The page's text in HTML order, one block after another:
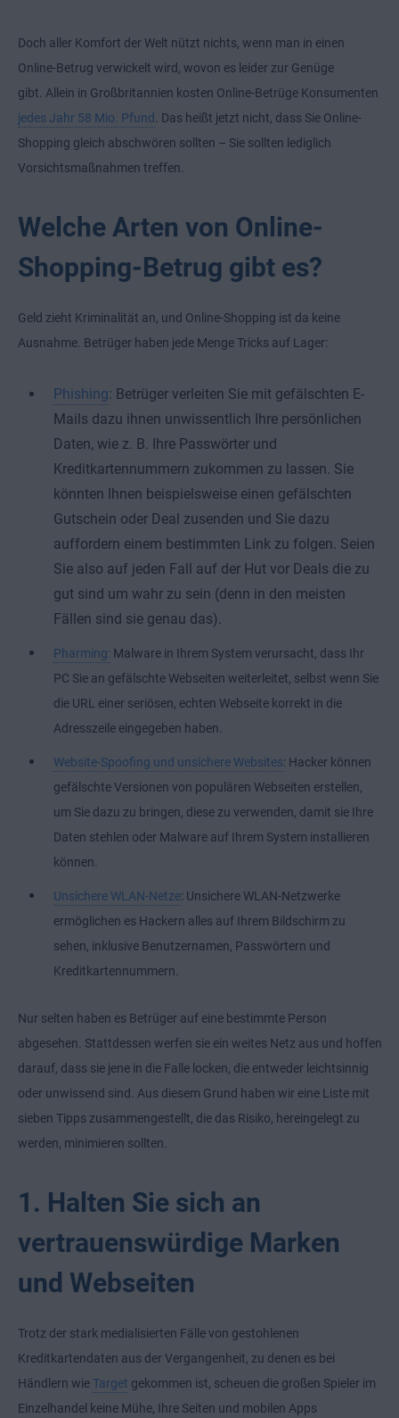
Doch aller Komfort der Welt nützt nichts, wenn man in einen
Online-Betrug verwickelt wird, wovon es leider zur Genüge
gibt. Allein in Großbritannien kosten Online-Betrüge Konsumenten
jedes Jahr 58 Mio. Pfund . Das heißt jetzt nicht, dass Sie Online-
Shopping gleich abschwören sollten – Sie sollten lediglich
Vorsichtsmaßnahmen treffen.
Welche Arten von Online-
Shopping-Betrug gibt es?
Geld zieht Kriminalität an, und Online-Shopping ist da keine
Ausnahme. Betrüger haben jede Menge Tricks auf Lager:
Phishing: Betrüger verleiten Sie mit gefälschten E-
Mails dazu ihnen unwissentlich Ihre persönlichen
Daten, wie z. B. Ihre Passwörter und
Kreditkartennummern zukommen zu lassen. Sie
könnten Ihnen beispielsweise einen gefälschten
Gutschein oder Deal zusenden und Sie dazu
auffordern einem bestimmten Link zu folgen. Seien
Sie also auf jeden Fall auf der Hut vor Deals die zu
gut sind um wahr zu sein (denn in den meisten
Fällen sind sie genau das).
Pharming: Malware in Ihrem System verursacht, dass Ihr
PC Sie an gefälschte Webseiten weiterleitet, selbst wenn Sie
die URL einer seriösen, echten Webseite korrekt in die
Adresszeile eingegeben haben.
Website-Spoofing und unsichere Websites: Hacker können
gefälschte Versionen von populären Webseiten erstellen,
um Sie dazu zu bringen, diese zu verwenden, damit sie Ihre
Daten stehlen oder Malware auf Ihrem System installieren
können.
Unsichere WLAN-Netze: Unsichere WLAN-Netzwerke
ermöglichen es Hackern alles auf Ihrem Bildschirm zu
sehen, inklusive Benutzernamen, Passwörtern und
Kreditkartennummern.
Nur selten haben es Betrüger auf eine bestimmte Person
abgesehen. Stattdessen werfen sie ein weites Netz aus und hoffen
darauf, dass sie jene in die Falle locken, die entweder leichtsinnig
oder unwissend sind. Aus diesem Grund haben wir eine Liste mit
sieben Tipps zusammengestellt, die das Risiko, hereingelegt zu
werden, minimieren sollten.
1. Halten Sie sich an
vertrauenswürdige Marken
und Webseiten
Trotz der stark medialisierten Fälle von gestohlenen
Kreditkartendaten aus der Vergangenheit, zu denen es bei
Händlern wieTarget gekommen ist, scheuen die großen Spieler im
Einzelhandel keine Mühe, Ihre Seiten und mobilen Apps